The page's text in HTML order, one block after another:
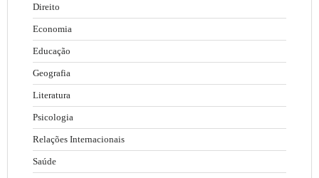
Direito
Economia
Educação
Geografia
Literatura
Psicologia
Relações Internacionais
Saúde